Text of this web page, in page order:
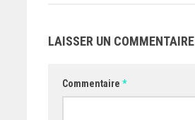
LAISSER UN COMMENTAIRE
Commentaire *